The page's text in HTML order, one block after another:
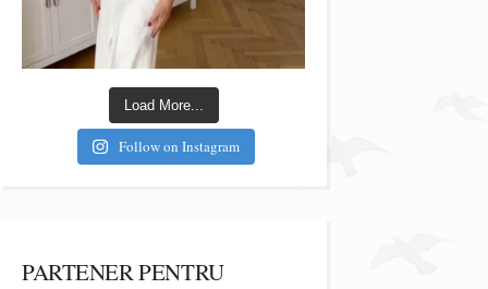
Load More...
Follow on Instagram
PARTENER PENTRU